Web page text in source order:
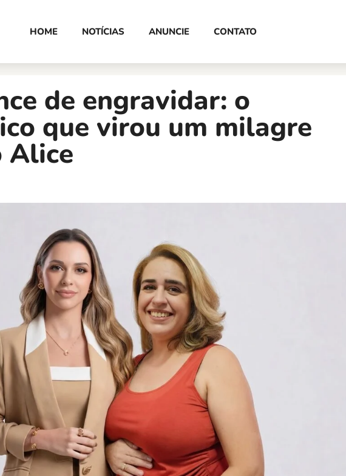
HOME NOTÍCIAS ANUNCIE CONTATO
de engravidar: o
que virou um milagre
Alice